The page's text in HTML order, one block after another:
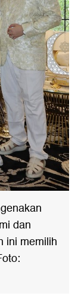
dan
ini memilih